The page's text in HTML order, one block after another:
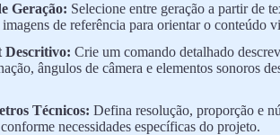
Geração: Selecione entre geração a partir de
de referência para orientar o conteúdo
Descritivo: Crie um comando detalhado
ângulos de câmera e elementos sonoros
Técnicos: Defina resolução, proporção e
necessidades específicas do projeto.